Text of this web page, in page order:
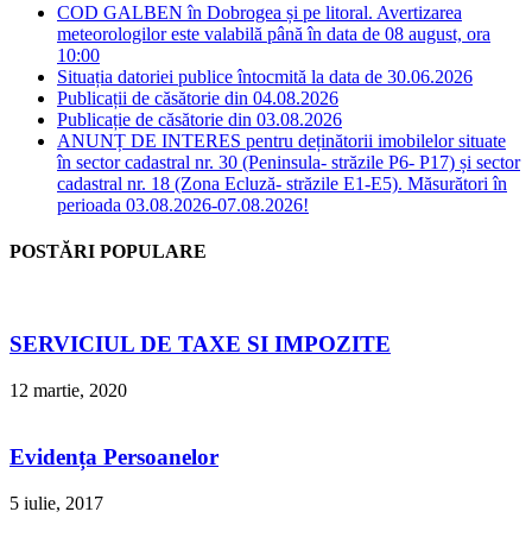
COD GALBEN în Dobrogea și pe litoral. Avertizarea
meteorologilor este valabilă până în data de 08 august, ora
10:00
Situația datoriei publice întocmită la data de 30.06.2026
Publicații de căsătorie din 04.08.2026
Publicație de căsătorie din 03.08.2026
ANUNȚ DE INTERES pentru deținătorii imobilelor situate
în sector cadastral nr. 30 (Peninsula- străzile P6- P17) și sector
cadastral nr. 18 (Zona Ecluză- străzile E1-E5). Măsurători în
perioada 03.08.2026-07.08.2026!
POSTĂRI POPULARE
SERVICIUL DE TAXE SI IMPOZITE
12 martie, 2020
Evidența Persoanelor
5 iulie, 2017